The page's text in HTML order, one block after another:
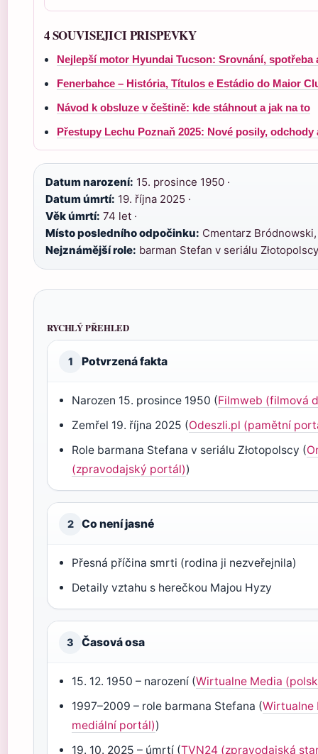
4 SOUVISEJICI PRISPEVKY
Nejlepší motor Hyundai Tucson: Srovnání, spotřeba
Fenerbahce – História, Títulos e Estádio do Maior
Návod k obsluze v češtině: kde stáhnout a jak na to
Přestupy Lechu Poznaň 2025: Nové posily, odchody
Datum narození: 15. prosince 1950 ·
Datum úmrtí: 19. října 2025 ·
Věk úmrtí: 74 let ·
Místo posledního odpočinku: Cmentarz Bródnowski,
Nejznámější role: barman Stefan v seriálu Złotopolscy
RYCHLÝ PŘEHLED
1 Potvrzená fakta
Narozen 15. prosince 1950 (Filmweb (filmová
Zemřel 19. října 2025 (Odeszli.pl (pamětní
Role barmana Stefana v seriálu Złotopolscy (
(zpravodajský portál))
2 Co není jasné
Přesná příčina smrti (rodina ji nezveřejnila)
Detaily vztahu s herečkou Majou Hyzy
3 Časová osa
15. 12. 1950 – narození (Wirtualne Media
1997–2009 – role barmana Stefana (Wirtualne
mediální portál))
19. 10. 2025 – úmrtí (TVN24 (zpravodajská